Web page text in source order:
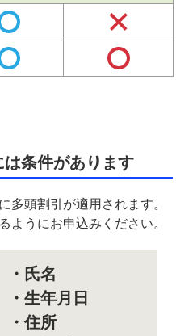
条件があります
多頭割引が適用されます。
ようにお申込みください。
・氏名
・生年月日
・住所